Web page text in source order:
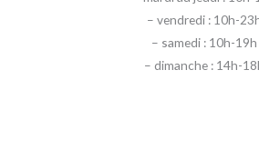
– vendredi : 10h-
– samedi : 10h-19h
– dimanche : 14h-